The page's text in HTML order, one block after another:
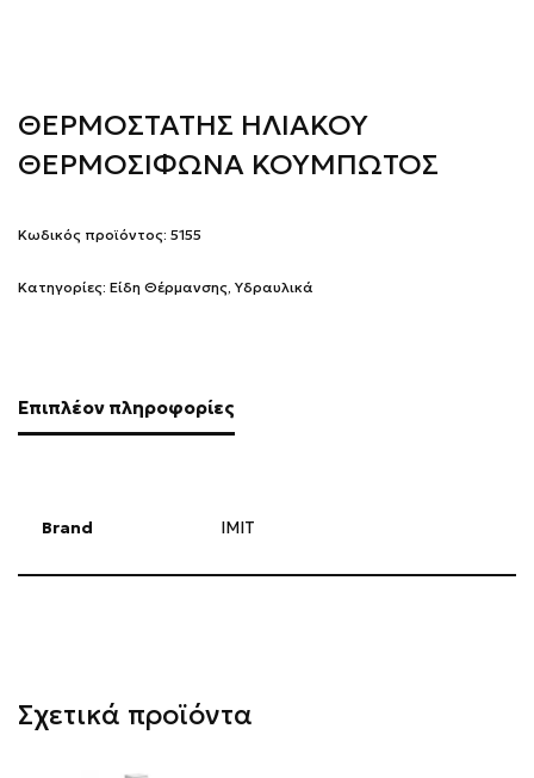
ΘΕΡΜΟΣΤΑΤΗΣ ΗΛΙΑΚΟΥ
ΘΕΡΜΟΣΙΦΩΝΑ ΚΟΥΜΠΩΤΟΣ
Κωδικός προϊόντος: 5155
Κατηγορίες: Είδη Θέρμανσης Υδραυλικά
Επιπλέον πληροφορίες
Brand IMIT
Σχετικά προϊόντα